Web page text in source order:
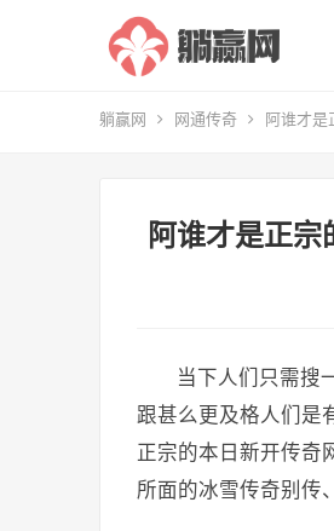
躺赢网 网通传奇 阿谁才是
阿谁才是正
当下人们只需搜
跟甚么更及格人们是
正宗的本日新开传奇
所面的冰雪传奇别传